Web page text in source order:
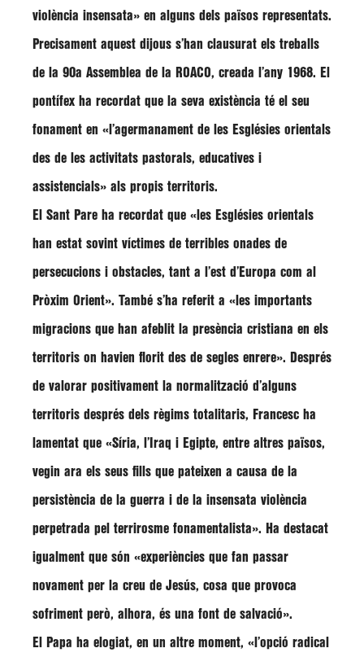
violència insensata» en alguns dels països representats.
Precisament aquest dijous s’han clausurat els treballs
de la 90a Assemblea de la ROACO, creada l’any 1968. El
pontífex ha recordat que la seva existència té el seu
fonament en «l’agermanament de les Esglésies orientals
des de les activitats pastorals, educatives i
assistencials» als propis territoris.
El Sant Pare ha recordat que «les Esglésies orientals
han estat sovint víctimes de terribles onades de
persecucions i obstacles, tant a l’est d’Europa com al
Pròxim Orient». També s’ha referit a «les importants
migracions que han afeblit la presència cristiana en els
territoris on havien florit des de segles enrere». Després
de valorar positivament la normalització d’alguns
territoris després dels règims totalitaris, Francesc ha
lamentat que «Síria, l’Iraq i Egipte, entre altres països,
vegin ara els seus fills que pateixen a causa de la
persistència de la guerra i de la insensata violència
perpetrada pel terrirosme fonamentalista». Ha destacat
igualment que són «experiències que fan passar
novament per la creu de Jesús, cosa que provoca
sofriment però, alhora, és una font de salvació».
El Papa ha elogiat, en un altre moment, «l’opció radical